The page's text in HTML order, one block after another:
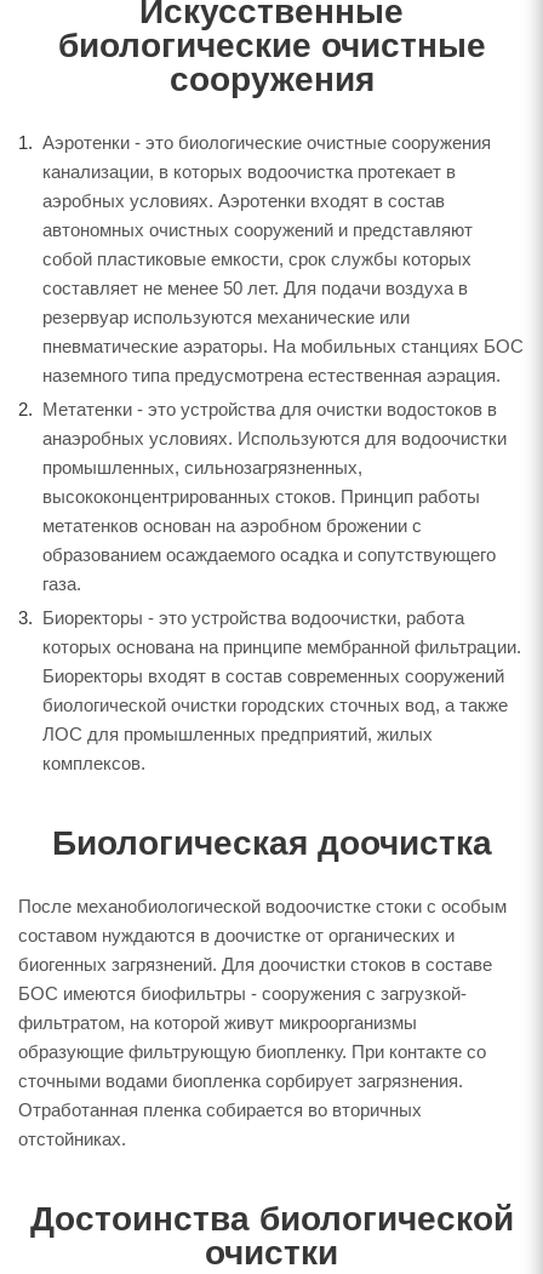
Искусственные
биологические очистные
сооружения
Аэротенки - это биологические очистные сооружения
канализации, в которых водоочистка протекает в
аэробных условиях. Аэротенки входят в состав
автономных очистных сооружений и представляют
собой пластиковые емкости, срок службы которых
составляет не менее 50 лет. Для подачи воздуха в
резервуар используются механические или
пневматические аэраторы. На мобильных станциях БОС
наземного типа предусмотрена естественная аэрация.
Метатенки - это устройства для очистки водостоков в
анаэробных условиях. Используются для водоочистки
промышленных, сильнозагрязненных,
высококонцентрированных стоков. Принцип работы
метатенков основан на аэробном брожении с
образованием осаждаемого осадка и сопутствующего
газа.
Биоректоры - это устройства водоочистки, работа
которых основана на принципе мембранной фильтрации.
Биоректоры входят в состав современных сооружений
биологической очистки городских сточных вод, а также
ЛОС для промышленных предприятий, жилых
комплексов.
Биологическая доочистка
После механобиологической водоочистке стоки с особым
составом нуждаются в доочистке от органических и
биогенных загрязнений. Для доочистки стоков в составе
БОС имеются биофильтры - сооружения с загрузкой-
фильтратом, на которой живут микроорганизмы
образующие фильтрующую биопленку. При контакте со
сточными водами биопленка сорбирует загрязнения.
Отработанная пленка собирается во вторичных
отстойниках.
Достоинства биологической
очистки